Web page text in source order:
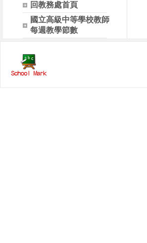
回教務處首頁
國立高級中等學校教師
每週教學節數